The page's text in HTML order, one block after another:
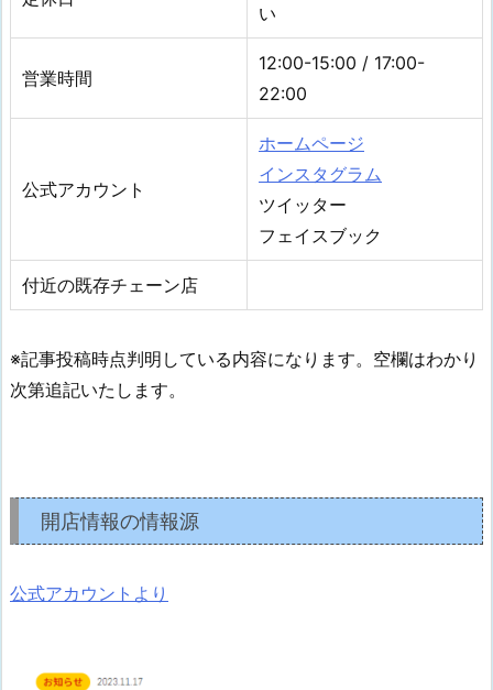
い
営業時間
12:00-15:00 / 17:00-
22:00
公式アカウント
ホームページ
インスタグラム
ツイッター
フェイスブック
付近の既存チェーン店
※記事投稿時点判明している内容になります。空欄はわかり
次第追記いたします。
開店情報の情報源
公式アカウントより